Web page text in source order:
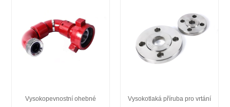
Vysokopevnostní ohebné
Vysokotlaká příruba pro vrtání